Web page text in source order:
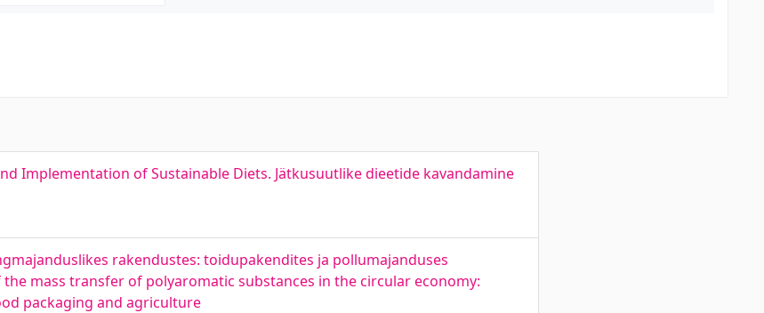
Implementation of Sustainable Diets. Jätkusuutlike dieetide kavandamine
rakendustes: toidupakendites ja pollumajanduses
mass transfer of polyaromatic substances in the circular economy:
packaging and agriculture